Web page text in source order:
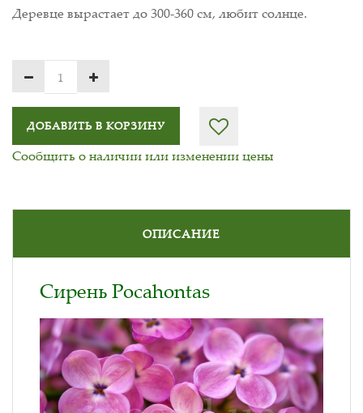
Деревце вырастает до 300-360 см, любит солнце.
ДОБАВИТЬ В КОРЗИНУ
Сообщить о наличии или изменении цены
ОПИСАНИЕ
Сирень Pocahontas